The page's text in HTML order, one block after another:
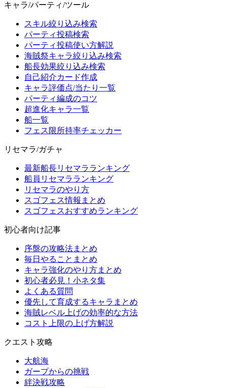
キャラ/パーティ/ツール
スキル絞り込み検索
パーティ投稿検索
パーティ投稿使い方解説
海賊祭キャラ絞り込み検索
船長効果絞り込み検索
自己紹介カード作成
キャラ評価点/当たり一覧
パーティ編成のコツ
超進化キャラ一覧
船一覧
フェス限所持率チェッカー
リセマラ/ガチャ
最新船長リセマラランキング
船員リセマラランキング
リセマラのやり方
スゴフェス情報まとめ
スゴフェスおすすめランキング
初心者向け記事
序盤の攻略法まとめ
毎日やることまとめ
キャラ強化のやり方まとめ
初心者必見！小ネタ集
よくある質問
優先して育成するキャラまとめ
海賊レベル上げの効率的な方法
コスト上限の上げ方解説
クエスト攻略
大航海
ガープからの挑戦
絆決戦攻略